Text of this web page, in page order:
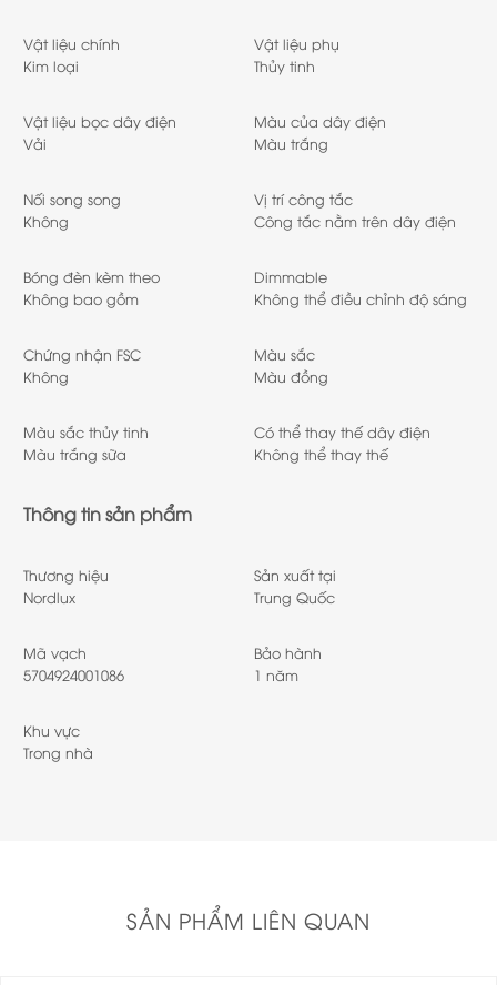
Vật liệu chính
Kim loại
Vật liệu phụ
Thủy tinh
Vật liệu bọc dây điện
Vải
Màu của dây điện
Màu trắng
Nối song song
Không
Vị trí công tắc
Công tắc nằm trên dây điện
Bóng đèn kèm theo
Không bao gồm
Dimmable
Không thể điều chỉnh độ sáng
Chứng nhận FSC
Không
Màu sắc
Màu đồng
Màu sắc thủy tinh
Màu trắng sữa
Có thể thay thế dây điện
Không thể thay thế
Thông tin sản phẩm
Thương hiệu
Nordlux
Sản xuất tại
Trung Quốc
Mã vạch
5704924001086
Bảo hành
1 năm
Khu vực
Trong nhà
SẢN PHẨM LIÊN QUAN